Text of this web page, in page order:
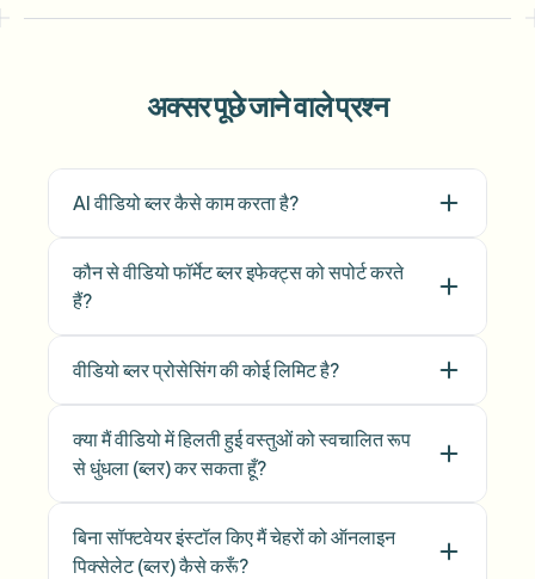
अक्सर पूछे जाने वाले प्रश्न
AI वीडियो ब्लर कैसे काम करता है?
कौन से वीडियो फॉर्मेट ब्लर इफेक्ट्स को सपोर्ट करते
हैं?
वीडियो ब्लर प्रोसेसिंग की कोई लिमिट है?
क्या मैं वीडियो में हिलती हुई वस्तुओं को स्वचालित रूप
से धुंधला (ब्लर) कर सकता हूँ?
बिना सॉफ्टवेयर इंस्टॉल किए मैं चेहरों को ऑनलाइन
पिक्सेलेट (ब्लर) कैसे करूँ?